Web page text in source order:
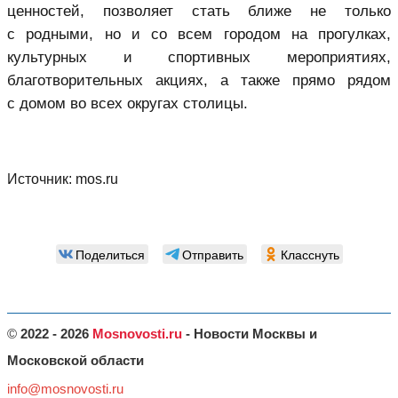
ценностей, позволяет стать ближе не только
с родными, но и со всем городом на прогулках,
культурных и спортивных мероприятиях,
благотворительных акциях, а также прямо рядом
с домом во всех округах столицы.
Источник: mos.ru
Поделиться Отправить Класснуть
© 2022 - 2026 Mosnovosti.ru - Новости Москвы и
Московской области
info@mosnovosti.ru